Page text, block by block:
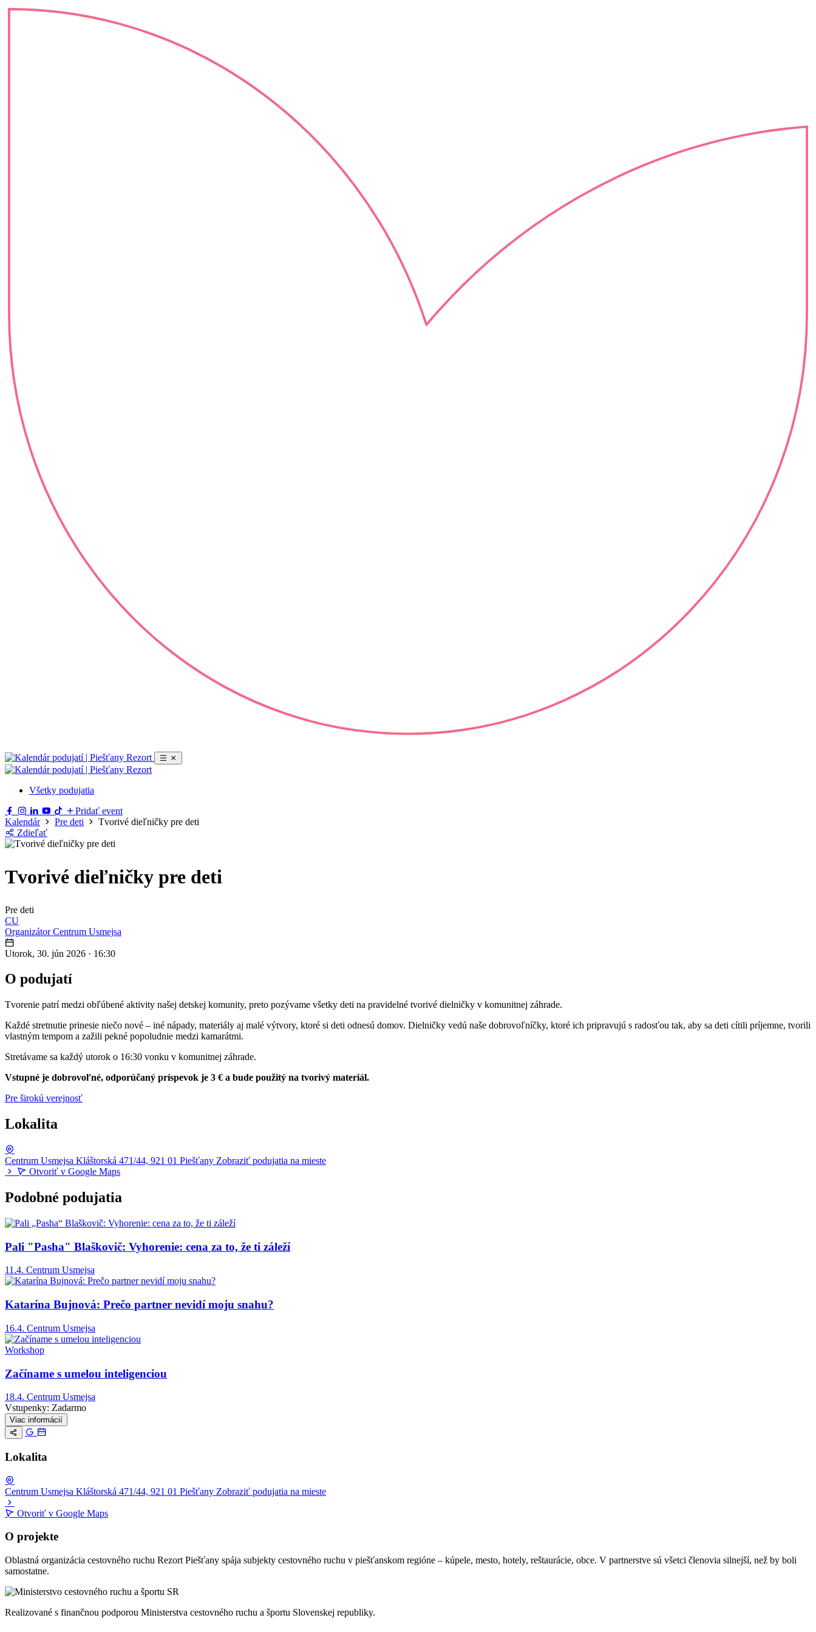
Všetky podujatia
Pridať event
Kalendár
Pre deti
Tvorivé dieľničky pre deti
Zdieľať
Tvorivé dieľničky pre deti
Pre deti
CU
Organizátor Centrum Usmejsa
Utorok, 30. jún 2026 · 16:30
O podujatí
Tvorenie patrí medzi obľúbené aktivity našej detskej komunity, preto pozývame všetky deti na pravidelné tvorivé dielničky v komunitnej záhrade.
Každé stretnutie prinesie niečo nové – iné nápady, materiály aj malé výtvory, ktoré si deti odnesú domov. Dielničky vedú naše dobrovoľníčky, ktoré ich pripravujú s radosťou tak, aby sa deti cítili príjemne, tvorili
vlastným tempom a zažili pekné popoludnie medzi kamarátmi.
Stretávame sa každý utorok o 16:30 vonku v komunitnej záhrade.
Vstupné je dobrovoľné, odporúčaný príspevok je 3 € a bude použitý na tvorivý materiál.
Pre širokú verejnosť
Lokalita
Centrum Usmejsa Kláštorská 471/44, 921 01 Piešťany Zobraziť podujatia na mieste
Otvoriť v Google Maps
Podobné podujatia
Pali "Pasha" Blaškovič: Vyhorenie: cena za to, že ti záleží
11.4. Centrum Usmejsa
Katarína Bujnová: Prečo partner nevidí moju snahu?
16.4. Centrum Usmejsa
Workshop
Začíname s umelou inteligenciou
18.4. Centrum Usmejsa
Vstupenky: Zadarmo
Viac informácií
Lokalita
Centrum Usmejsa Kláštorská 471/44, 921 01 Piešťany Zobraziť podujatia na mieste
−
Otvoriť v Google Maps
O projekte
Oblastná organizácia cestovného ruchu Rezort Piešťany spája subjekty cestovného ruchu v piešťanskom regióne – kúpele, mesto, hotely, reštaurácie, obce. V partnerstve sú všetci členovia silnejší, než by boli
samostatne.
Realizované s finančnou podporou Ministerstva cestovného ruchu a športu Slovenskej republiky.